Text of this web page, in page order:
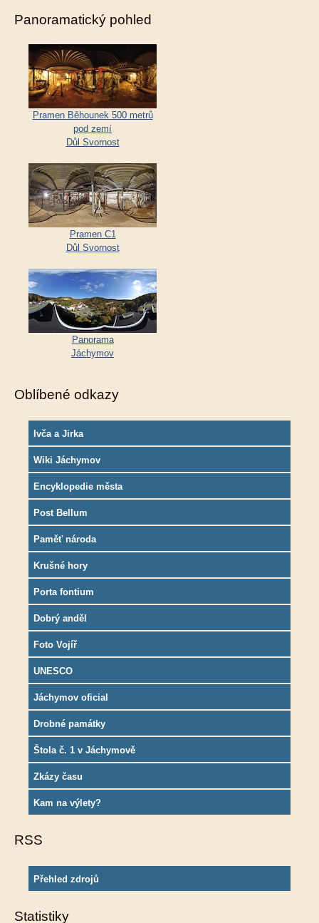
Panoramatický pohled
Pramen Běhounek 500 metrů
pod zemí
Důl Svornost
Pramen C1
Důl Svornost
Panorama
Jáchymov
Oblíbené odkazy
Ivča a Jirka
Wiki Jáchymov
Encyklopedie města
Post Bellum
Paměť národa
Krušné hory
Porta fontium
Dobrý anděl
Foto Vojíř
UNESCO
Jáchymov oficial
Drobné památky
Štola č. 1 v Jáchymově
Zkázy času
Kam na výlety?
RSS
Přehled zdrojů
Statistiky